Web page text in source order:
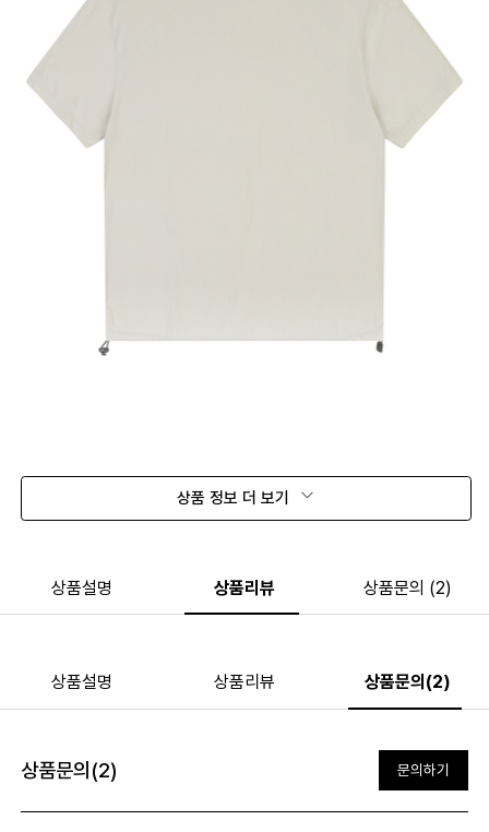
상품 정보 더 보기
상품설명 상품리뷰 상품문의 (2)
상품설명 상품리뷰 상품문의(2)
상품문의(2) 문의하기